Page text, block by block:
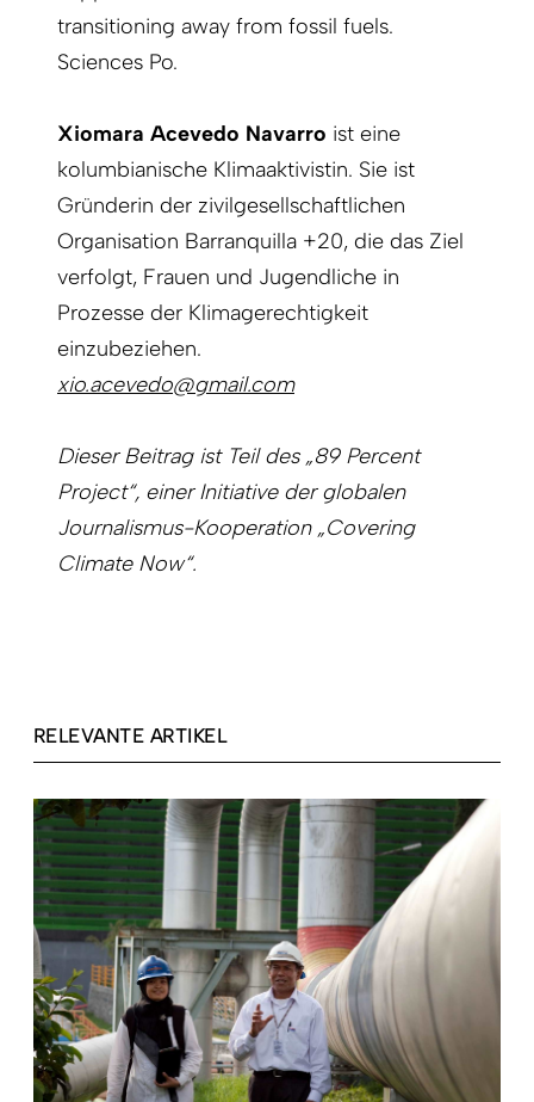
transitioning away from fossil fuels.
Sciences Po.
Xiomara Acevedo Navarro ist eine
kolumbianische Klimaaktivistin. Sie ist
Gründerin der zivilgesellschaftlichen
Organisation Barranquilla +20, die das Ziel
verfolgt, Frauen und Jugendliche in
Prozesse der Klimagerechtigkeit
einzubeziehen.
xio.acevedo@gmail.com
Dieser Beitrag ist Teil des „89 Percent
Project“, einer Initiative der globalen
Journalismus-Kooperation „Covering
Climate Now“.
RELEVANTE ARTIKEL